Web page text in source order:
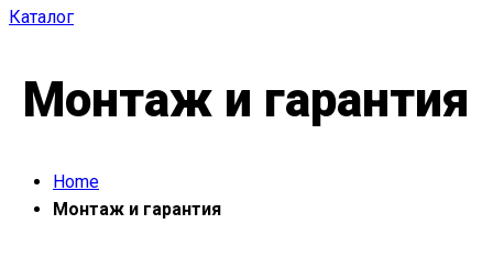
Каталог
Монтаж и гарантия
Home
Монтаж и гарантия